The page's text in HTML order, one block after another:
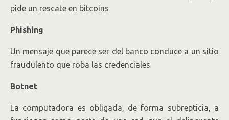
pide un rescate en bitcoins
Phishing
Un mensaje que parece ser del banco conduce a un sitio
fraudulento que roba las credenciales
Botnet
La computadora es obligada, de forma subrepticia, a